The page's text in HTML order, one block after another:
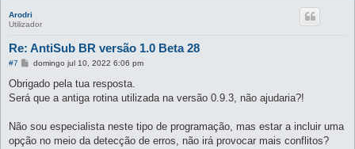
Arodri
Utilizador
Re: AntiSub BR versão 1.0 Beta 28
#7
M
n
s
a
m
domingo jul 10, 2022 6:06 pm
Obrigado pela tua resposta.
Será que a antiga rotina utilizada na versão 0.9.3, não ajudaria?!
Não sou especialista neste tipo de programação, mas estar a incluir uma
opção no meio da detecção de erros, não irá provocar mais conflitos?